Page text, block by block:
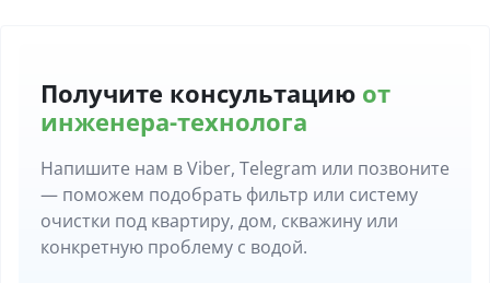
Получите консультацию от
инженера-технолога
Напишите нам в Viber, Telegram или позвоните
— поможем подобрать фильтр или систему
очистки под квартиру, дом, скважину или
конкретную проблему с водой.